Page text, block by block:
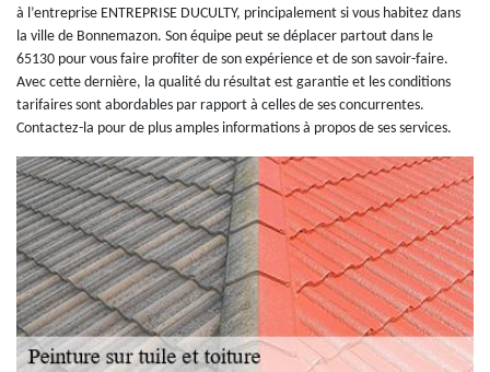
à l’entreprise ENTREPRISE DUCULTY, principalement si vous habitez dans
la ville de Bonnemazon. Son équipe peut se déplacer partout dans le
65130 pour vous faire profiter de son expérience et de son savoir-faire.
Avec cette dernière, la qualité du résultat est garantie et les conditions
tarifaires sont abordables par rapport à celles de ses concurrentes.
Contactez-la pour de plus amples informations à propos de ses services.